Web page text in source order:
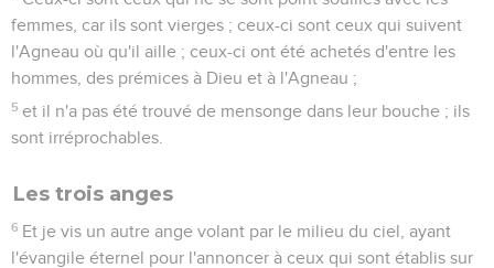
femmes, car ils sont vierges ; ceux-ci sont ceux qui suivent
l'Agneau où qu'il aille ; ceux-ci ont été achetés d'entre les
hommes, des prémices à Dieu et à l'Agneau ;
5 et il n'a pas été trouvé de mensonge dans leur bouche ; ils
sont irréprochables.
Les trois anges
6 Et je vis un autre ange volant par le milieu du ciel, ayant
l'évangile éternel pour l'annoncer à ceux qui sont établis sur